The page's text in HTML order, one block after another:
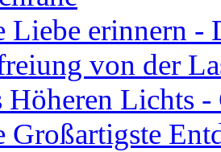
Liebe erinnern -
von der
Höheren Lichts
Großartigste